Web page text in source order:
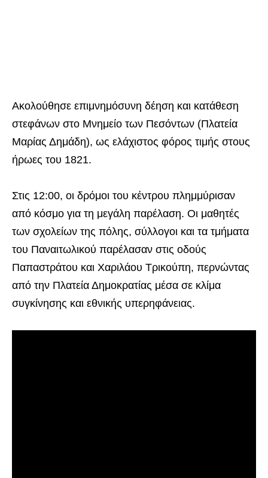
Ακολούθησε επιμνημόσυνη δέηση και κατάθεση
στεφάνων στο Μνημείο των Πεσόντων (Πλατεία
Μαρίας Δημάδη), ως ελάχιστος φόρος τιμής στους
ήρωες του 1821.
Στις 12:00, οι δρόμοι του κέντρου πλημμύρισαν
από κόσμο για τη μεγάλη παρέλαση. Οι μαθητές
των σχολείων της πόλης, σύλλογοι και τα τμήματα
του Παναιτωλικού παρέλασαν στις οδούς
Παπαστράτου και Χαριλάου Τρικούπη, περνώντας
από την Πλατεία Δημοκρατίας μέσα σε κλίμα
συγκίνησης και εθνικής υπερηφάνειας.